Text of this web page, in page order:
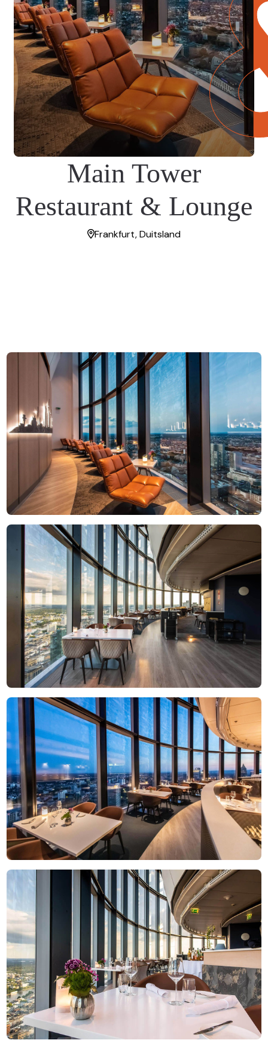
Main Tower
Restaurant & Lounge
Frankfurt, Duitsland